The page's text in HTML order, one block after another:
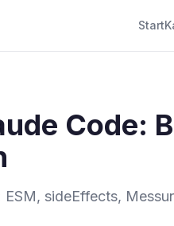
Start
Code:
sideEffects,